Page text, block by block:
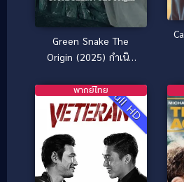
Green Snake The
Origin (2025) กำเนิด
Full HD
พากย์ไทย